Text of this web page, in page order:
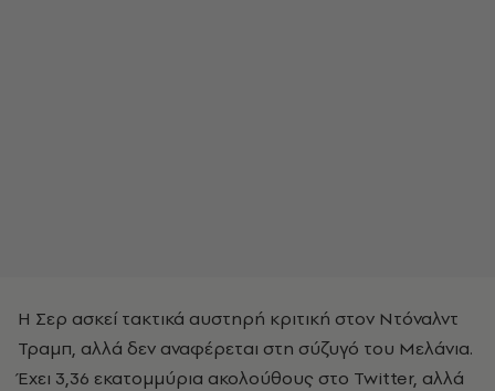
Η Σερ ασκεί τακτικά αυστηρή κριτική στον Ντόναλντ
Τραμπ, αλλά δεν αναφέρεται στη σύζυγό του Μελάνια.
Έχει 3,36 εκατομμύρια ακολούθους στο Twitter, αλλά